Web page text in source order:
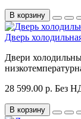
В корзину
Дверь
Двери
28 599.00 р. Без
В корзину